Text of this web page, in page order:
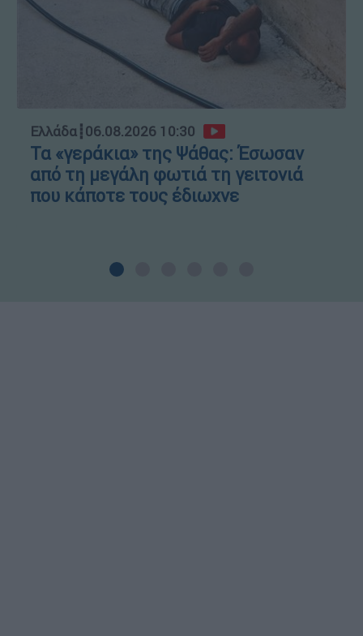
Ελλάδα┋06.08.2026 10:30
Τα «γεράκια» της Ψάθας: Έσωσαν
από τη μεγάλη φωτιά τη γειτονιά
που κάποτε τους έδιωχνε